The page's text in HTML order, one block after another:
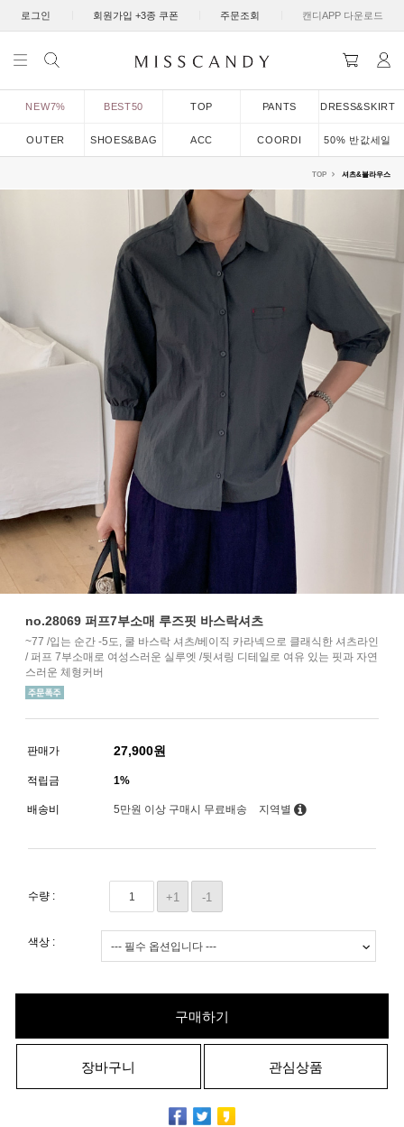
로그인 회원가입 +3종 쿠폰 주문조회 캔디APP 다운로드
NEW7% BEST50 TOP PANTS DRESS&SKIRT
OUTER SHOES&BAG ACC COORDI 50% 반값세일
TOP 셔츠&블라우스
no.28069 퍼프7부소매 루즈핏 바스락셔츠
~77 /입는 순간 -5도, 쿨 바스락 셔츠/베이직 카라넥으로 클래식한 셔츠라인
/ 퍼프 7부소매로 여성스러운 실루엣 /뒷셔링 디테일로 여유 있는 핏과 자연
스러운 체형커버
판매가 27,900원
적립금 1%
배송비 5만원 이상 구매시 무료배송 지역별
수량 : +1 -1
색상 :
구매하기
장바구니 관심상품